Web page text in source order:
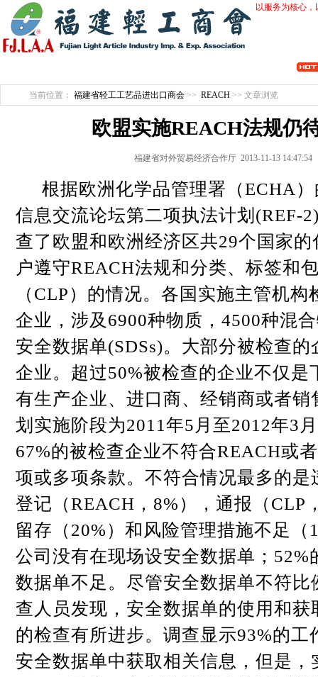
以服务为核心
当前位置： 福建省轻工工艺品进出口商会 >> REACH >> 文章浏览
欧盟实施REACH法规仍
福建省对外贸易经济合作厅 2013-11-13 14:47:54
根据欧洲化学品管理署（ECHA
信息交流论坛第二项执法计划 (REF-
查了欧盟和欧洲经济区共29个国家的
户遵守REACH法规和分类、标签和
（ CLP ）的情况。各国实施主管机构
企业，涉及 6900种物质， 4500种混
安全数据单(SDSs)。大部分被检查的
企业。超过50%被检查的企业不仅是
有生产企业、进口商、经销商或者销
划实施阶段为2011 年5 月至2012年3
67%的被检查企业不符合REACH或者
项或多项条款。不符合情况最多的是
登记（REACH ， 8% ），通报（ CLP
留存（ 20% ）和风险管理措施不足（
公司没有在现场设安全数据单； 52%
数据单不足。尽管安全数据单不符比
查人员发现，安全数据单的使用和获
的检查有所进步。调查显示93%的工
安全数据单中获取相关信息，但是，